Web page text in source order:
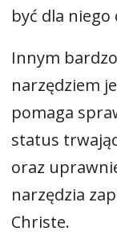
być dla
Innym
narzędziem
pomaga
status
oraz
narzędzia
Christe.